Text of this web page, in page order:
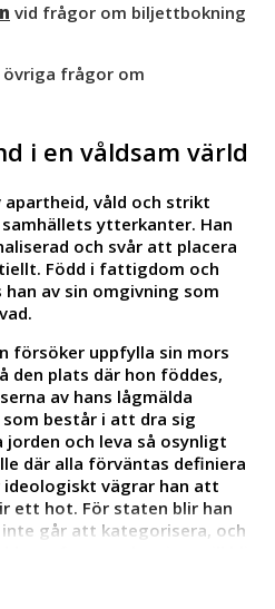
vid frågor om biljettbokning
frågor om
i en våldsam värld
våld och strikt
ytterkanter. Han
och svår att placera
Född i fattigdom och
av sin omgivning som
försöker uppfylla sin mors
den plats där hon föddes,
av hans lågmälda
består i att dra sig
och leva så osynligt
där alla förväntas definiera
vägrar han att
ett hot. För staten blir han
går att kategorisera, och